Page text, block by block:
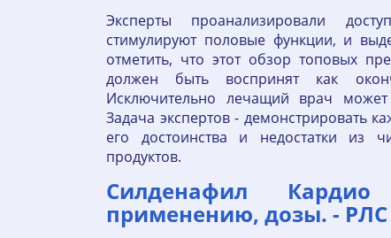
Эксперты проанализировали
стимулируют половые функции, и
отметить, что этот обзор топовых
должен быть воспринят как
Исключительно лечащий врач может
Задача экспертов - демонстрировать
его достоинства и недостатки из
продуктов.
Силденафил
применению, дозы. - РЛС